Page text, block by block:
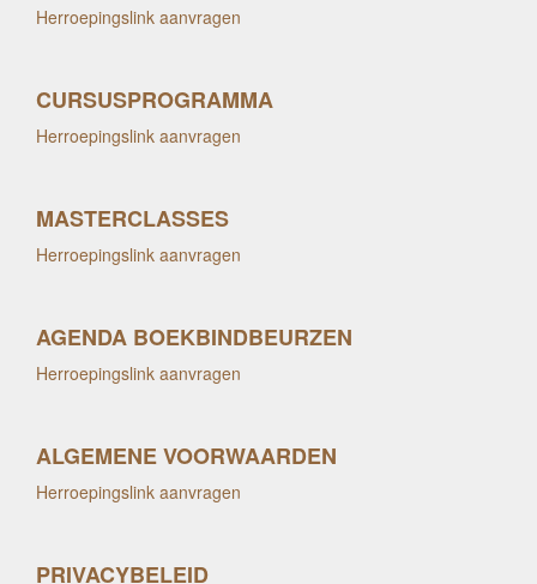
Herroepingslink aanvragen
CURSUSPROGRAMMA
Herroepingslink aanvragen
MASTERCLASSES
Herroepingslink aanvragen
AGENDA BOEKBINDBEURZEN
Herroepingslink aanvragen
ALGEMENE VOORWAARDEN
Herroepingslink aanvragen
PRIVACYBELEID